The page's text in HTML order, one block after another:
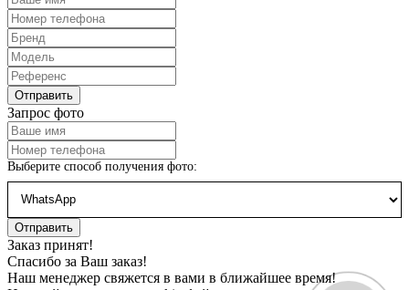
Запрос фото
Выберите способ получения фото:
Заказ принят!
Спасибо за Ваш заказ!
Наш менеджер свяжется в вами в ближайшее время!